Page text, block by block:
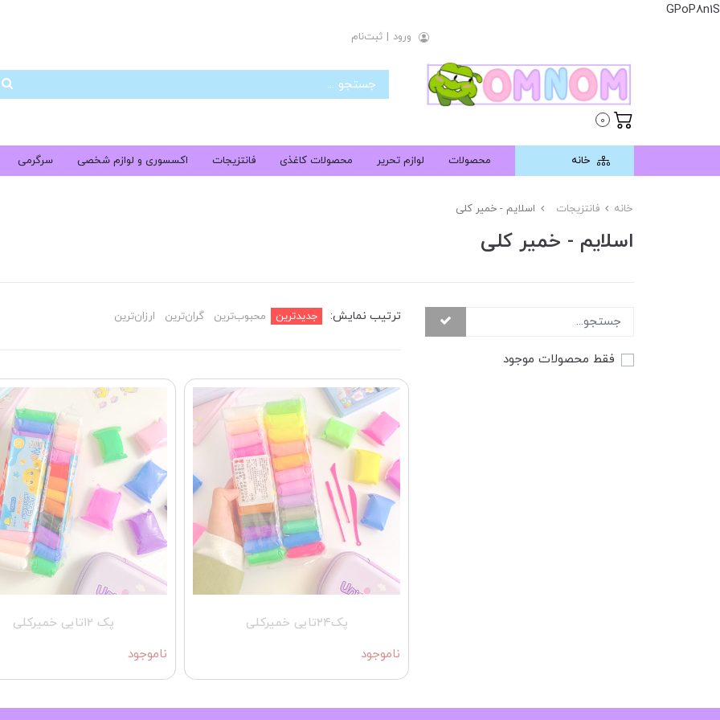
GPoP8n1S
ورود | ثبت‌نام
0
خانه محصولات لوازم تحریر محصولات کاغذی فانتزیجات اکسسوری و لوازم شخصی سرگرمی
خانه فانتزیجات اسلایم - خمیر کلی
اسلایم - خمیر کلی
فقط محصولات موجود
ترتیب نمایش: جدیدترین محبوب‌ترین گران‌ترین ارزان‌ترین
پک۲۴تایی خمیرکلی
ناموجود
پک ۱۲تایی خمیرکلی
ناموجود